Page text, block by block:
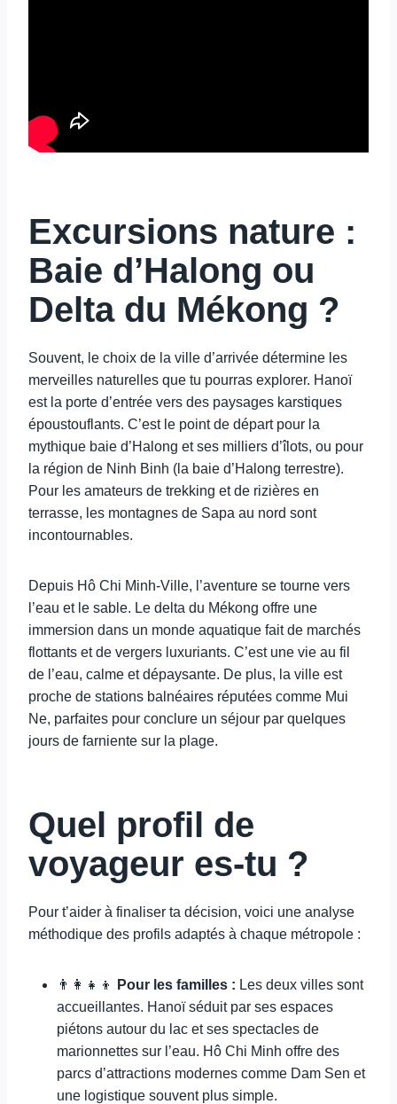
Excursions nature :
Baie d’Halong ou
Delta du Mékong ?
Souvent, le choix de la ville d’arrivée détermine les
merveilles naturelles que tu pourras explorer. Hanoï
est la porte d’entrée vers des paysages karstiques
époustouflants. C’est le point de départ pour la
mythique baie d’Halong et ses milliers d’îlots, ou pour
la région de Ninh Binh (la baie d’Halong terrestre).
Pour les amateurs de trekking et de rizières en
terrasse, les montagnes de Sapa au nord sont
incontournables.
Depuis Hô Chi Minh-Ville, l’aventure se tourne vers
l’eau et le sable. Le delta du Mékong offre une
immersion dans un monde aquatique fait de marchés
flottants et de vergers luxuriants. C’est une vie au fil
de l’eau, calme et dépaysante. De plus, la ville est
proche de stations balnéaires réputées comme Mui
Ne, parfaites pour conclure un séjour par quelques
jours de farniente sur la plage.
Quel profil de
voyageur es-tu ?
Pour t’aider à finaliser ta décision, voici une analyse
méthodique des profils adaptés à chaque métropole :
👨‍👩‍👧‍👦 Pour les familles : Les deux villes sont
accueillantes. Hanoï séduit par ses espaces
piétons autour du lac et ses spectacles de
marionnettes sur l’eau. Hô Chi Minh offre des
parcs d’attractions modernes comme Dam Sen et
une logistique souvent plus simple.